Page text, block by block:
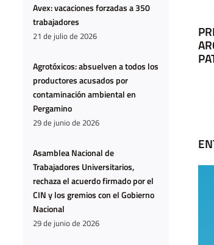
Avex: vacaciones forzadas a 350
trabajadores
21 de julio de 2026
Agrotóxicos: absuelven a todos los
productores acusados por
contaminación ambiental en
Pergamino
29 de junio de 2026
Asamblea Nacional de
Trabajadores Universitarios,
rechaza el acuerdo firmado por el
CIN y los gremios con el Gobierno
Nacional
29 de junio de 2026